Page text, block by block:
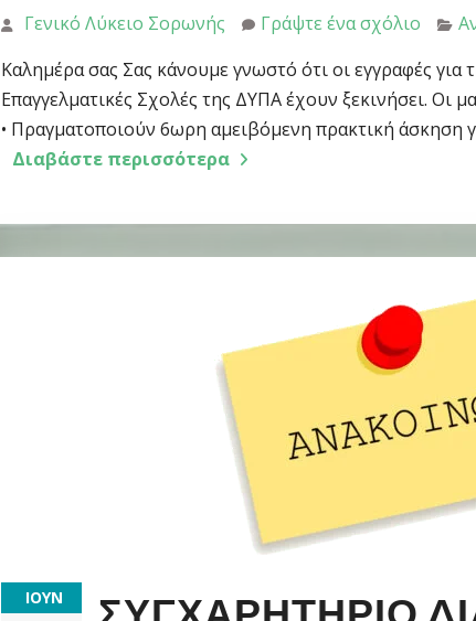
Γενικό Λύκειο Σορωνής Γράψτε ένα σχόλιο
Καλημέρα σας Σας κάνουμε γνωστό ότι οι εγγραφές για
Επαγγελματικές Σχολές της ΔΥΠΑ έχουν ξεκινήσει. Οι
• Πραγματοποιούν 6ωρη αμειβόμενη πρακτική άσκηση
Διαβάστε περισσότερα
ΙΟΎΝ